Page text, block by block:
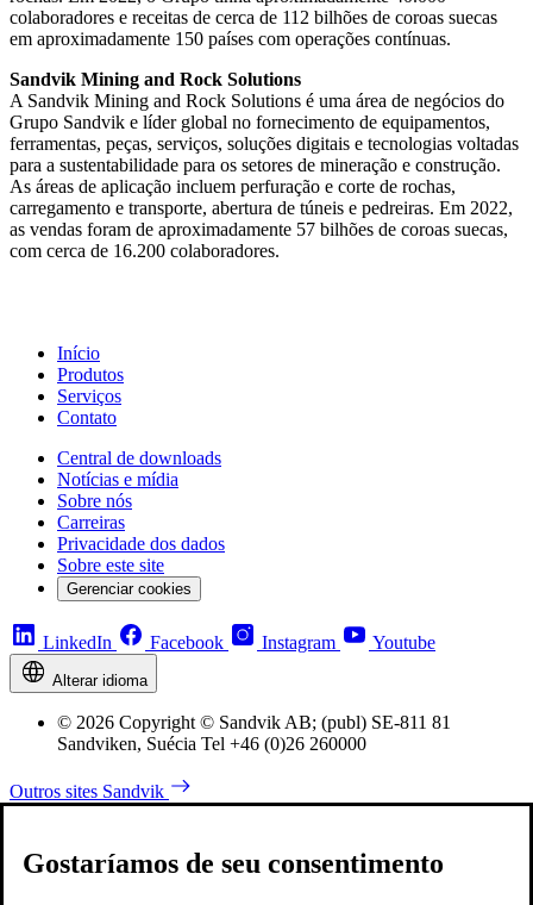
colaboradores e receitas de cerca de 112 bilhões de coroas suecas
em aproximadamente 150 países com operações contínuas.
Sandvik Mining and Rock Solutions
A Sandvik Mining and Rock Solutions é uma área de negócios do
Grupo Sandvik e líder global no fornecimento de equipamentos,
ferramentas, peças, serviços, soluções digitais e tecnologias voltadas
para a sustentabilidade para os setores de mineração e construção.
As áreas de aplicação incluem perfuração e corte de rochas,
carregamento e transporte, abertura de túneis e pedreiras. Em 2022,
as vendas foram de aproximadamente 57 bilhões de coroas suecas,
com cerca de 16.200 colaboradores.
Início
Produtos
Serviços
Contato
Central de downloads
Notícias e mídia
Sobre nós
Carreiras
Privacidade dos dados
Sobre este site
Gerenciar cookies
LinkedIn Facebook Instagram Youtube
Alterar idioma
© 2026 Copyright © Sandvik AB; (publ) SE-811 81
Sandviken, Suécia Tel +46 (0)26 260000
Outros sites Sandvik
Gostaríamos de seu consentimento